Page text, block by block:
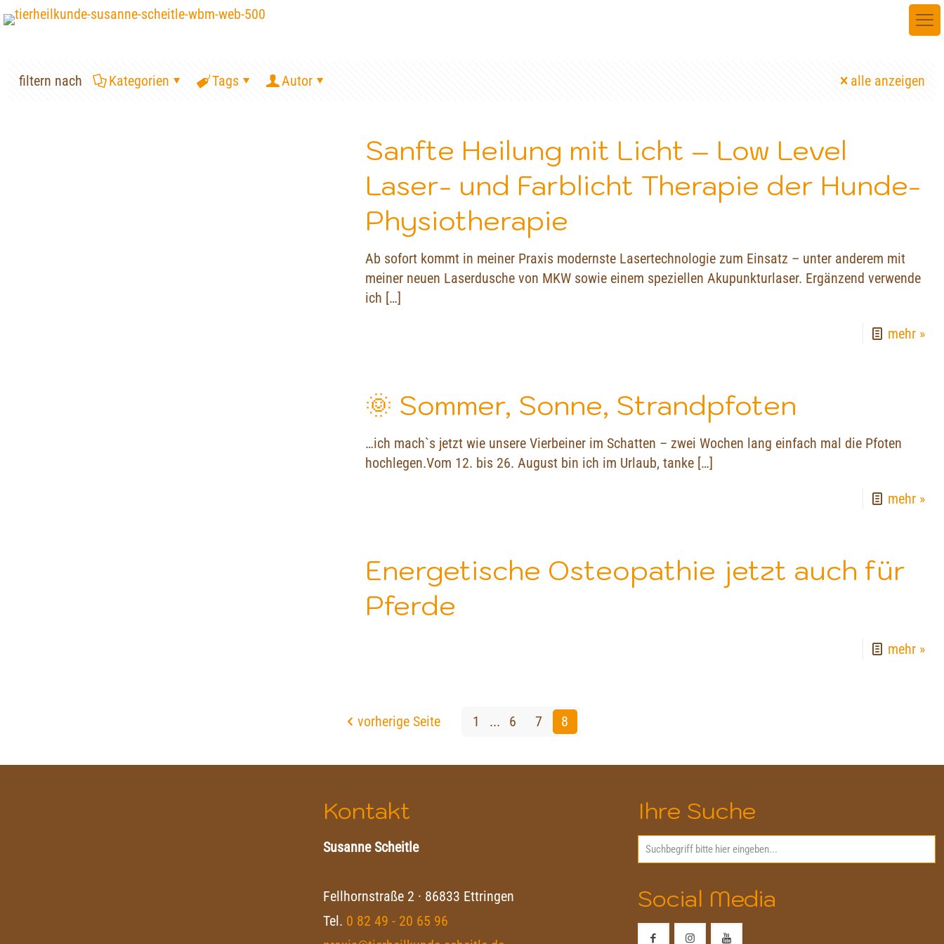
filtern nach Kategorien Tags Autor alle anzeigen
Sanfte Heilung mit Licht – Low Level
Laser- und Farblicht Therapie der Hunde-
Physiotherapie
Ab sofort kommt in meiner Praxis modernste Lasertechnologie zum Einsatz – unter anderem mit
meiner neuen Laserdusche von MKW sowie einem speziellen Akupunkturlaser. Ergänzend verwende
ich […]
mehr »
🌞 Sommer, Sonne, Strandpfoten
…ich mach`s jetzt wie unsere Vierbeiner im Schatten – zwei Wochen lang einfach mal die Pfoten
hochlegen.Vom 12. bis 26. August bin ich im Urlaub, tanke […]
mehr »
Energetische Osteopathie jetzt auch für
Pferde
mehr »
vorherige Seite 1 ... 6 7 8
Kontakt
Susanne Scheitle
Fellhornstraße 2 · 86833 Ettringen
Tel. 0 82 49 - 20 65 96
Ihre Suche
Social Media